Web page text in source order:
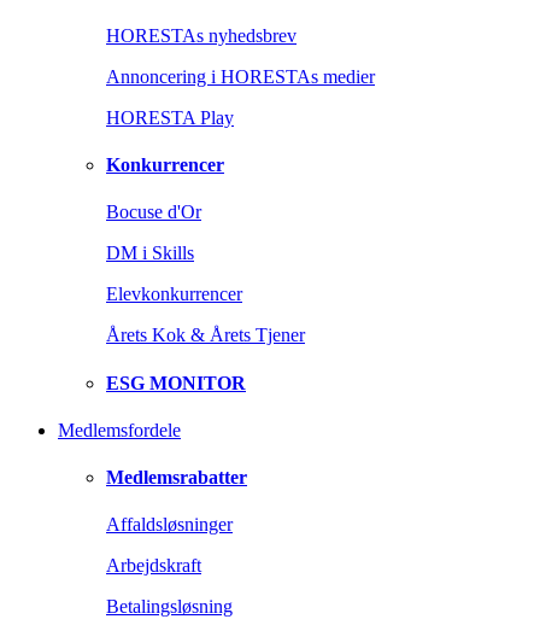
HORESTAs nyhedsbrev
Annoncering i HORESTAs medier
HORESTA Play
Konkurrencer
Bocuse d'Or
DM i Skills
Elevkonkurrencer
Årets Kok & Årets Tjener
ESG MONITOR
Medlemsfordele
Medlemsrabatter
Affaldsløsninger
Arbejdskraft
Betalingsløsning